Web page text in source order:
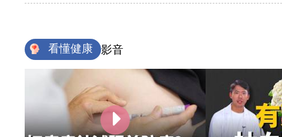
看懂健康 影音